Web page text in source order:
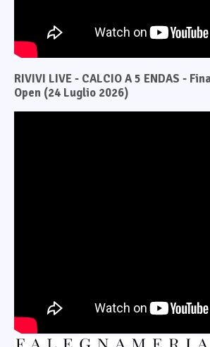
RIVIVI LIVE - CALCIO A 5 ENDAS -
Open (24 Luglio 2026)